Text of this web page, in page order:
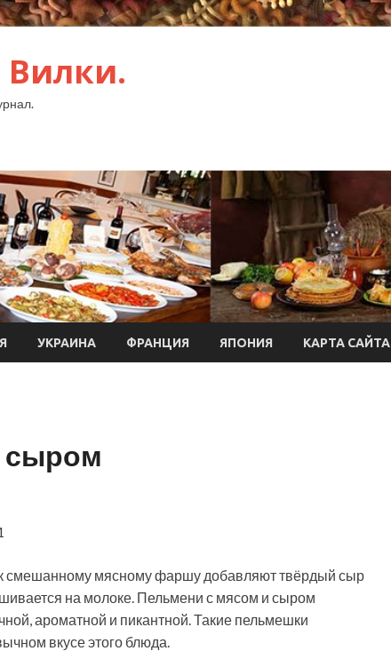
Вилки.
УКРАИНА ФРАНЦИЯ ЯПОНИЯ КАРТА САЙТА
сыром
смешанному мясному фаршу добавляют твёрдый сыр
на молоке. Пельмени с мясом и сыром
ароматной и пикантной. Такие пельмешки
вкусе этого блюда.